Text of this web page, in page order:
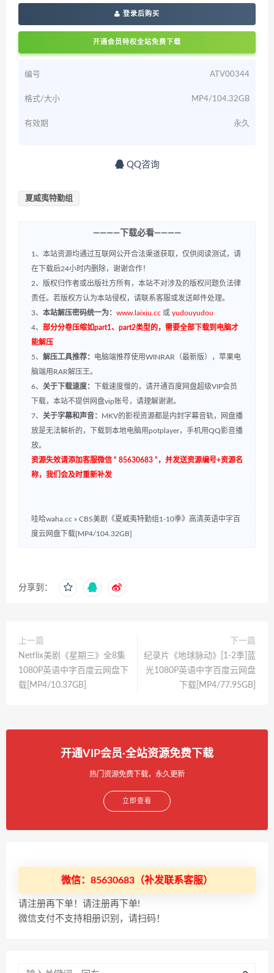
登录后购买
开通会员特权全站免费下载
编号 ATV00344
格式/大小 MP4/104.32GB
有效期 永久
QQ咨询
夏威夷特勤组
————下载必看————
1、本站资源均通过互联网公开合法渠道获取，仅供阅读测试，请
在下载后24小时内删除，谢谢合作！
2、版权归作者或出版社方所有，本站不对涉及的版权问题负法律
责任。若版权方认为本站侵权，请联系客服或发送邮件处理。
3、 本站解压密码统一为： www.laixiu.cc 或 yudouyudou
4、 部分分卷压缩如part1、part2类型的，需要全部下载到电脑才
能解压
5、 解压工具推荐： 电脑端推荐使用WINRAR（最新版），苹果电
脑端用RAR解压王。
6、 关于下载速度：
下载速度慢的，请开通百度网盘超级VIP会员
下载，本站不提供网盘vip账号，请理解谢谢。
7、 关于字幕和声音：
MKV的影视资源都是内封字幕音轨，网盘播
放是无法解析的，下载到本地电脑用potplayer，手机用QQ影音播
放。
资源失效请添加客服微信 “ 85630683 ”，并发送资源编号+资源名
称，我们会及时重新补发
哇哈waha.cc » CBS美剧《夏威夷特勤组1-10季》高清英语中字百
度云网盘下载[MP4/104.32GB]
分享到：
上一篇
Netflix美剧《星期三》全8集
1080P英语中字百度云网盘下
载[MP4/10.37GB]
下一篇
纪录片《地球脉动》[1-2季]蓝
光1080P英语中字百度云网盘
下载[MP4/77.95GB]
开通VIP会员·全站资源免费下载
热门资源免费下载，永久更新
立即查看
微信：85630683（补发联系客服）
请注册再下单！请注册再下单!
微信支付不支持相册识别，请扫码！